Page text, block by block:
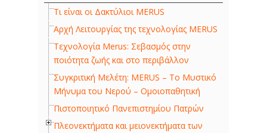
Τι είναι οι Δακτύλιοι MERUS
Αρχή Λειτουργίας της τεχνολογίας MERUS
Τεχνολογία Merus: Σεβασμός στην
ποιότητα ζωής και στο περιβάλλον
Συγκριτική Μελέτη: MERUS – Το Μυστικό
Μήνυμα του Νερού – Ομοιοπαθητική
Πιστοποιητικό Πανεπιστημίου Πατρών
Πλεονεκτήματα και μειονεκτήματα των